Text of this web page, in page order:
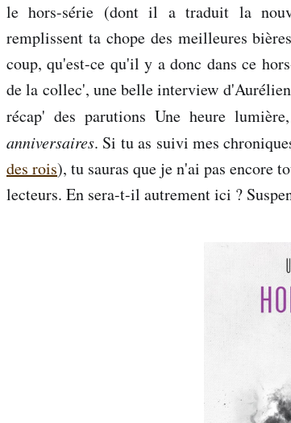
le hors-série (dont il a traduit la
remplissent ta chope des meilleures
coup, qu'est-ce qu'il y a donc dans ce
de la collec', une belle interview
récap' des parutions Une heure
anniversaires. Si tu as suivi mes
des rois), tu sauras que je n'ai pas encore
lecteurs. En sera-t-il autrement ici ?